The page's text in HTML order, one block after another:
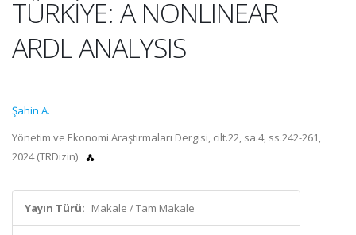
TÜRKİYE: A NONLINEAR
ARDL ANALYSIS
Şahin A.
Yönetim ve Ekonomi Araştırmaları Dergisi, cilt.22, sa.4, ss.242-261,
2024 (TRDizin)
Yayın Türü: Makale / Tam Makale